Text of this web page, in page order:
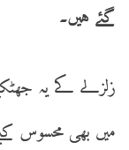
گئے ہیں۔
زلزلے کے یہ
میں بھی محسوس